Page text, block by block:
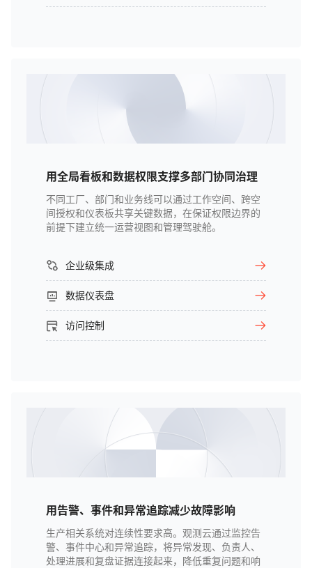
用全局看板和数据权限支撑多部门协同治理
不同工厂、部门和业务线可以通过工作空间、跨空
间授权和仪表板共享关键数据，在保证权限边界的
前提下建立统一运营视图和管理驾驶舱。
企业级集成
数据仪表盘
访问控制
用告警、事件和异常追踪减少故障影响
生产相关系统对连续性要求高。观测云通过监控告
警、事件中心和异常追踪，将异常发现、负责人、
处理进展和复盘证据连接起来，降低重复问题和响